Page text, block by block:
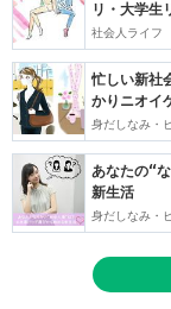
リ・大学生
社会人ライフ
忙しい新社
かりニオイ
身だしなみ・
あなたの“
新生活
身だしなみ・